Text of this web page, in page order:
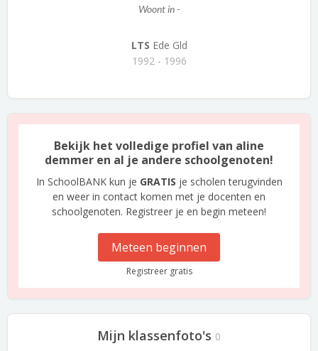
Woont in -
LTS Ede Gld
1992 - 1996
Bekijk het volledige profiel van aline
demmer en al je andere schoolgenoten!
In SchoolBANK kun je GRATIS je scholen terugvinden
en weer in contact komen met je docenten en
schoolgenoten. Registreer je en begin meteen!
Meteen beginnen
Registreer gratis
Mijn klassenfoto's 0